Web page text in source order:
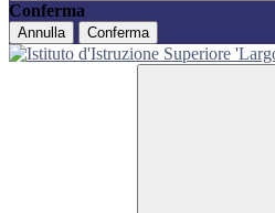
Conferma
Annulla Conferma